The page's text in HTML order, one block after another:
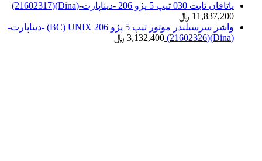
یاتاقان ثابت 030 تیپ 5 پژو 206 -دیناپارت-(Dina)(21602317)
11,837,200 ﷼
واشر سرسیلندر موتور تیپ 5 پژو 206 BC) UNIX) -دیناپارت-
(Dina)(21602326)
3,132,400 ﷼